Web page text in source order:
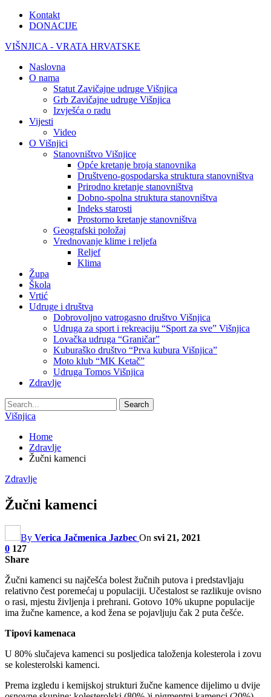
Kontakt
DONACIJE
VIŠNJICA - VRATA HRVATSKE
Naslovna
O nama
Statut Zavičajne udruge Višnjica
Grb Zavičajne udruge Višnjica
Izvješća o radu
Vijesti
Video
O Višnjici
Stanovništvo Višnjice
Opće kretanje broja stanovnika
Društveno-gospodarska struktura stanovništva
Prirodno kretanje stanovništva
Dobno-spolna struktura stanovništva
Indeks starosti
Prostorno kretanje stanovništva
Geografski položaj
Vrednovanje klime i reljefa
Reljef
Klima
Župa
Škola
Vrtić
Udruge i društva
Dobrovoljno vatrogasno društvo Višnjica
Udruga za sport i rekreaciju “Sport za sve” Višnjica
Lovačka udruga “Graničar”
Kuburaško društvo “Prva kubura Višnjica”
Moto klub “MK Ketač”
Udruga Tomos Višnjica
Zdravlje
Višnjica
Home
Zdravlje
Žučni kamenci
Zdravlje
Žučni kamenci
By Verica Jačmenica Jazbec On svi 21, 2021
0 127
Share
Žučni kamenci su najčešća bolest žučnih putova i predstavljaju
relativno čest poremećaj u populaciji. Učestalost se razlikuje ovisno
o rasi, mjestu življenja i prehrani. Gotovo 10% ukupne populacije
ima žučne kamence, a kod žena se pojavljuju čak 2 puta češće.
Tipovi kamenaca
U 80% slučajeva kamenci su posljedica taloženja kolesterola i zovu
se kolesterolski kamenci.
Prema izgledu i kemijskoj strukturi žučne kamence dijelimo u dvije